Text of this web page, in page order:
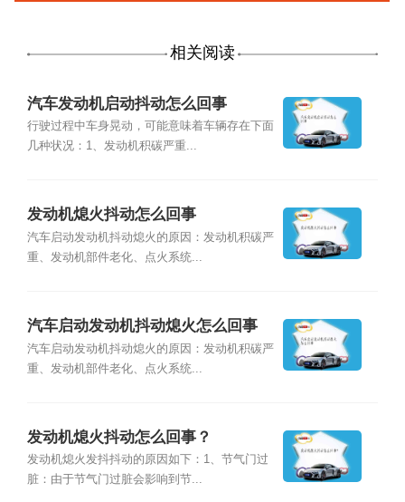
相关阅读
汽车发动机启动抖动怎么回事
行驶过程中车身晃动，可能意味着车辆存在下面
几种状况：1、发动机积碳严重...
发动机熄火抖动怎么回事
汽车启动发动机抖动熄火的原因：发动机积碳严
重、发动机部件老化、点火系统...
汽车启动发动机抖动熄火怎么回事
汽车启动发动机抖动熄火的原因：发动机积碳严
重、发动机部件老化、点火系统...
发动机熄火抖动怎么回事？
发动机熄火发抖抖动的原因如下：1、节气门过
脏：由于节气门过脏会影响到节...